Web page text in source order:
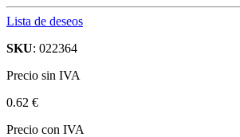
Lista de deseos
SKU: 022364
Precio sin IVA
0.62 €
Precio con IVA